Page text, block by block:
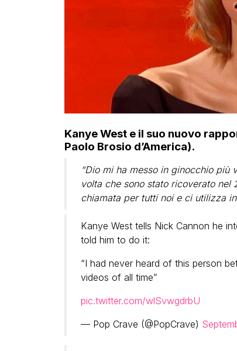
Kanye West e il suo nuovo
Paolo Brosio d’America).
“Dio mi ha messo in ginocchio
volta che sono stato ricoverato nel
chiamata per tutti noi e ci utilizza
Kanye West tells Nick Cannon he
told him to do it:
“I had never heard of this person
videos of all time”
pic.twitter.com/wlSvwgdrbU
— Pop Crave (@PopCrave)